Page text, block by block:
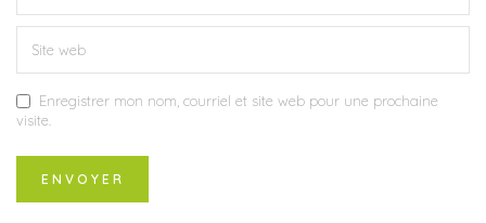
Enregistrer mon nom, courriel et site web pour une prochaine
visite.